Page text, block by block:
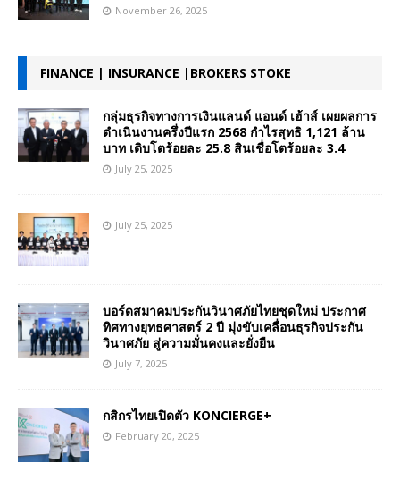
November 26, 2025
FINANCE | INSURANCE |BROKERS STOKE
กลุ่มธุรกิจทางการเงินแลนด์ แอนด์ เฮ้าส์ เผยผลการ
ดำเนินงานครึ่งปีแรก 2568 กำไรสุทธิ 1,121 ล้าน
บาท เติบโตร้อยละ 25.8 สินเชื่อโตร้อยละ 3.4
July 25, 2025
July 25, 2025
บอร์ดสมาคมประกันวินาศภัยไทยชุดใหม่ ประกาศ
ทิศทางยุทธศาสตร์ 2 ปี มุ่งขับเคลื่อนธุรกิจประกัน
วินาศภัย สู่ความมั่นคงและยั่งยืน
July 7, 2025
กสิกรไทยเปิดตัว KONCIERGE+
February 20, 2025